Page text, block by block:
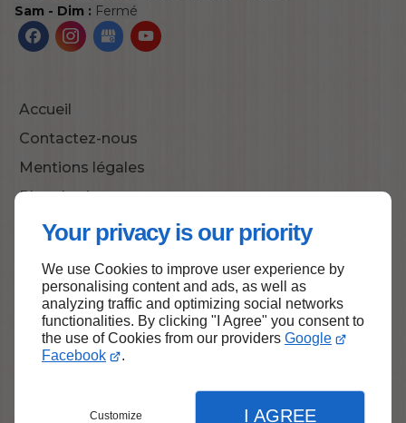
Your privacy is our priority
We use Cookies to improve user experience by
personalising content and ads, as well as
analyzing traffic and optimizing social networks
functionalities. By clicking "I Agree" you consent to
the use of Cookies from our providers Google
Facebook
.
Customize I AGREE
Sam - Dim : Fermé
Accueil
Contactez-nous
Mentions légales
Plan du site
Haut de page